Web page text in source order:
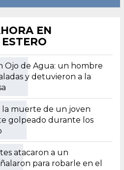
EN
Ojo de Agua: un hombre
y detuvieron a la
la muerte de un joven
golpeado durante los
atacaron a un
para robarle en el